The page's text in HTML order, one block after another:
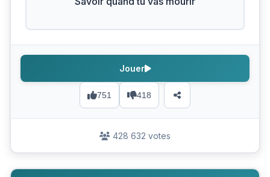
751 418
Jouer
428 632 votes